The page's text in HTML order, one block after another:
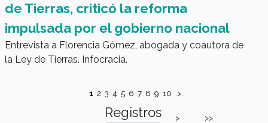
de Tierras, criticó la reforma
impulsada por el gobierno nacional
Entrevista a Florencia Gómez, abogada y coautora de
la Ley de Tierras. Infocracia.
1 2 3 4 5 6 7 8 9 10 .>.
Registros
>
>>